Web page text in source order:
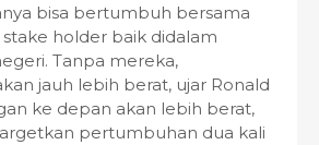
bisa bertumbuh bersama
holder baik didalam
Tanpa mereka,
jauh lebih berat, ujar Ronald
ke depan akan lebih berat,
pertumbuhan dua kali